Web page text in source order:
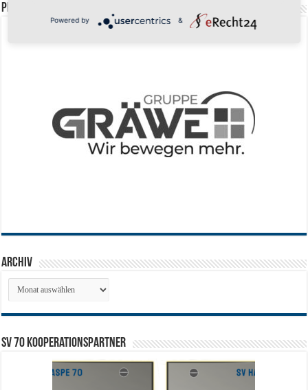
PREMIUMPARTNER
Archiv
Archiv
SV 70 Kooperationspartner
Powered by &